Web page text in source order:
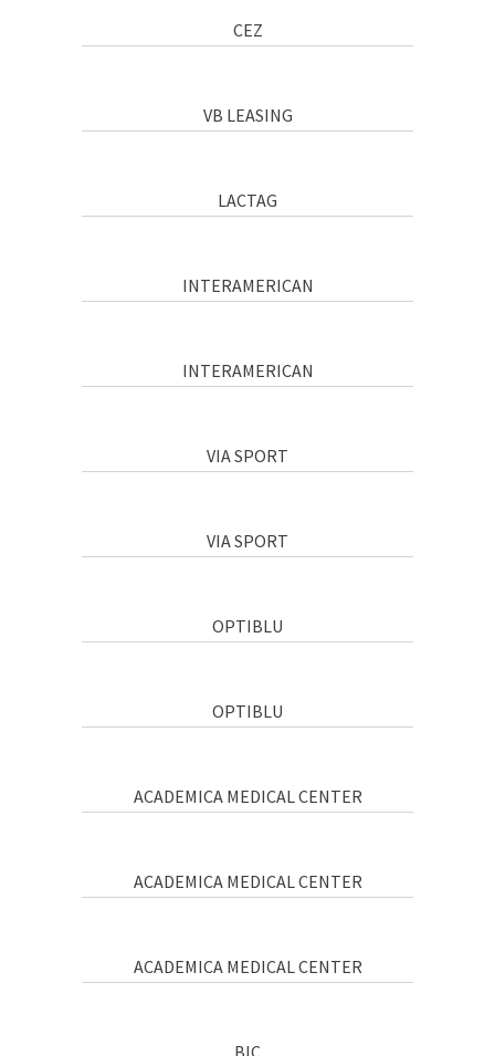
CEZ
VB LEASING
LACTAG
INTERAMERICAN
INTERAMERICAN
VIA SPORT
VIA SPORT
OPTIBLU
OPTIBLU
ACADEMICA MEDICAL CENTER
ACADEMICA MEDICAL CENTER
ACADEMICA MEDICAL CENTER